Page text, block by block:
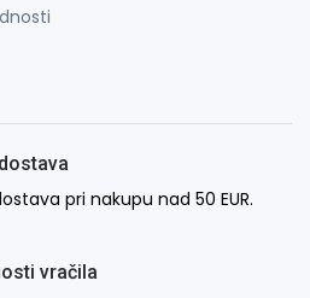
pri nakupu nad 50 EUR.
vračila